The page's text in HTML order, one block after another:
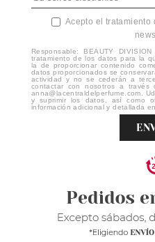
Acepto el tratamiento
Responsable: BEAUTY
tratamiento de los datos para la
la de proporcionar contenido
datos proporcionados se
actividad y no se cederán a
contactar con nosotros a través
anna@lacentraldelperfume.com.
y suprimir los datos, así como
información adicional y detallada